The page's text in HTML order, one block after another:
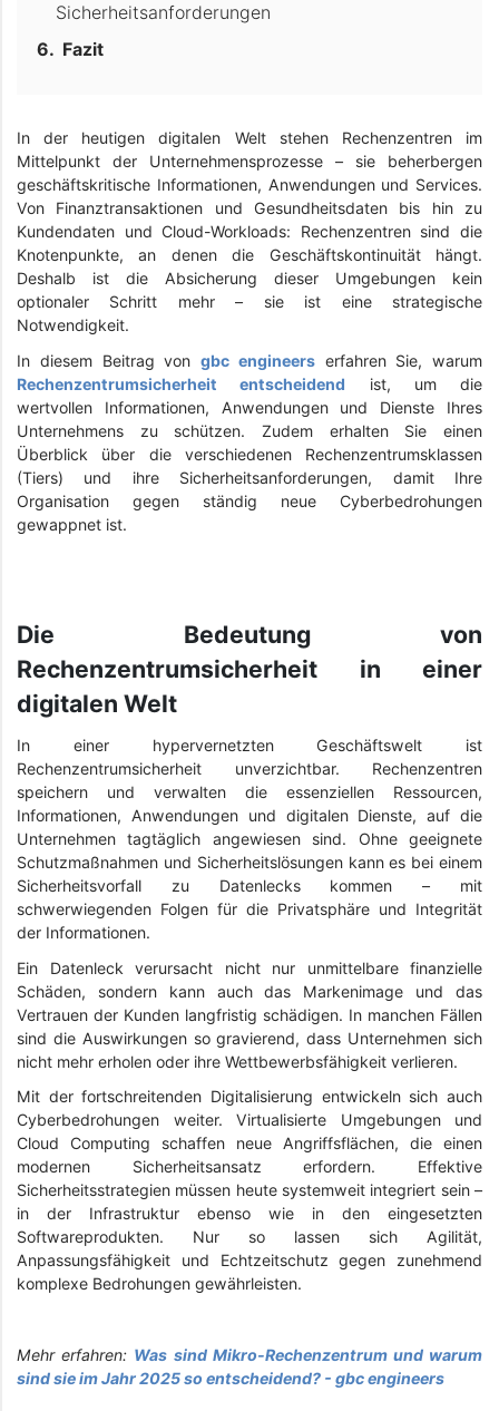
Sicherheitsanforderungen
Fazit
In der heutigen digitalen Welt stehen Rechenzentren im
Mittelpunkt der Unternehmensprozesse – sie beherbergen
geschäftskritische Informationen, Anwendungen und Services.
Von Finanztransaktionen und Gesundheitsdaten bis hin zu
Kundendaten und Cloud-Workloads: Rechenzentren sind die
Knotenpunkte, an denen die Geschäftskontinuität hängt.
Deshalb ist die Absicherung dieser Umgebungen kein
optionaler Schritt mehr – sie ist eine strategische
Notwendigkeit.
In diesem Beitrag von gbc engineerserfahren Sie, warum
Rechenzentrumsicherheit entscheidend ist, um die
wertvollen Informationen, Anwendungen und Dienste Ihres
Unternehmens zu schützen. Zudem erhalten Sie einen
Überblick über die verschiedenen Rechenzentrumsklassen
(Tiers) und ihre Sicherheitsanforderungen, damit Ihre
Organisation gegen ständig neue Cyberbedrohungen
gewappnet ist.
Die Bedeutung von
Rechenzentrumsicherheit in einer
digitalen Welt
In einer hypervernetzten Geschäftswelt ist
Rechenzentrumsicherheit unverzichtbar. Rechenzentren
speichern und verwalten die essenziellen Ressourcen,
Informationen, Anwendungen und digitalen Dienste, auf die
Unternehmen tagtäglich angewiesen sind. Ohne geeignete
Schutzmaßnahmen und Sicherheitslösungen kann es bei einem
Sicherheitsvorfall zu Datenlecks kommen – mit
schwerwiegenden Folgen für die Privatsphäre und Integrität
der Informationen.
Ein Datenleck verursacht nicht nur unmittelbare finanzielle
Schäden, sondern kann auch das Markenimage und das
Vertrauen der Kunden langfristig schädigen. In manchen Fällen
sind die Auswirkungen so gravierend, dass Unternehmen sich
nicht mehr erholen oder ihre Wettbewerbsfähigkeit verlieren.
Mit der fortschreitenden Digitalisierung entwickeln sich auch
Cyberbedrohungen weiter. Virtualisierte Umgebungen und
Cloud Computing schaffen neue Angriffsflächen, die einen
modernen Sicherheitsansatz erfordern. Effektive
Sicherheitsstrategien müssen heute systemweit integriert sein –
in der Infrastruktur ebenso wie in den eingesetzten
Softwareprodukten. Nur so lassen sich Agilität,
Anpassungsfähigkeit und Echtzeitschutz gegen zunehmend
komplexe Bedrohungen gewährleisten.
Mehr erfahren: Was sind Mikro-Rechenzentrum und warum
sind sie im Jahr 2025 so entscheidend? - gbc engineers